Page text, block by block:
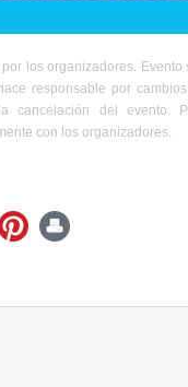
los organizadores.
responsable por
cancelación del evento.
con los organizadores.